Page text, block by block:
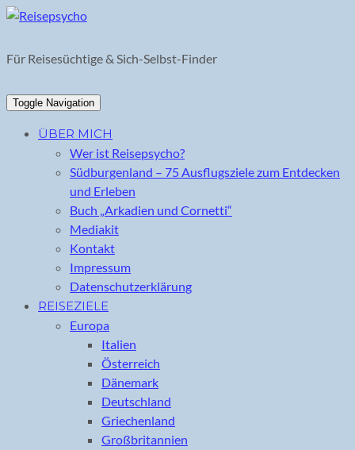
Skip
content
Für Reisesüchtige & Sich-Selbst-Finder
Toggle Navigation
ÜBER MICH
Wer ist Reisepsycho?
Südburgenland – 75 Ausflugsziele zum Entdecken
und Erleben
Buch „Arkadien und Cornetti“
Mediakit
Kontakt
Impressum
Datenschutzerklärung
REISEZIELE
Europa
Italien
Österreich
Dänemark
Deutschland
Griechenland
Großbritannien